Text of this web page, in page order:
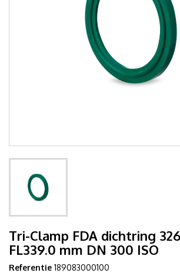
Tri-Clamp FDA dichtring
FL339.0 mm DN 300 ISO
Referentie 189083000100